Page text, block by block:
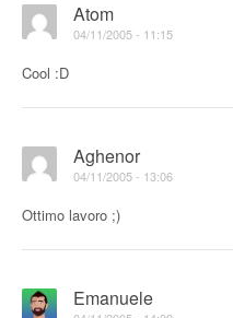
Atom
04/11/2005 - 11:15
Cool :D
Aghenor
04/11/2005 - 13:06
Ottimo lavoro ;)
Emanuele